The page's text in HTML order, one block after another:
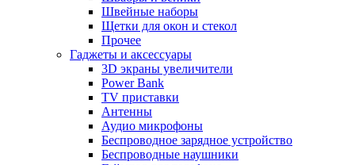
Швейные наборы
Щетки для окон и стекол
Прочее
Гаджеты и аксессуары
3D экраны увеличители
Power Bank
TV приставки
Антенны
Аудио микрофоны
Беспроводное зарядное устройство
Беспроводные наушники